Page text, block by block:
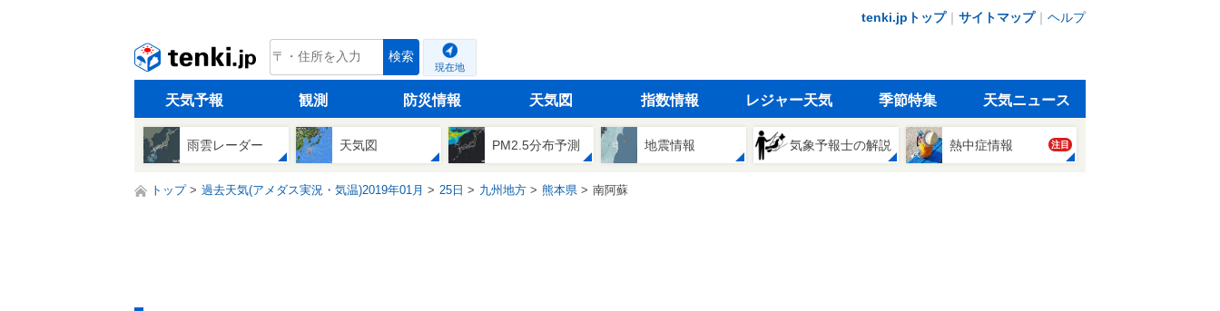
tenki.jpトップ｜ サイトマップ｜ ヘルプ
tenki.jp 検索
現在地
天気予報 観測 防災情報 天気図 指数情報 レジャー天気 季節特集 天気ニュース
雨雲レーダー 天気図 PM2.5分布予測 地震情報 気象予報士の解説 熱中症情報 注目
トップ 過去天気(アメダス実況・気温)2019年01月 25日 九州地方 熊本県 南阿蘇